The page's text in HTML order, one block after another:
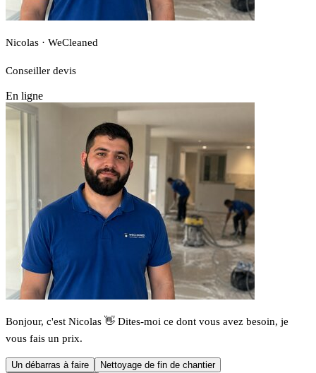
Nicolas · WeCleaned
Conseiller devis
En ligne
Bonjour, c'est Nicolas 👋 Dites-moi ce dont vous avez besoin, je
vous fais un prix.
Un débarras à faire
Nettoyage de fin de chantier